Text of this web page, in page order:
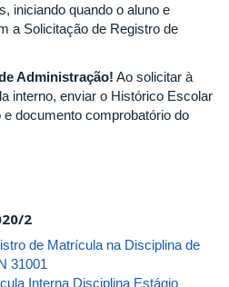
iniciando quando o aluno e
a Solicitação de Registro de
Administração! Ao solicitar à
interno, enviar o Histórico Escolar
documento comprobatório do
2
de Matrícula na Disciplina de
31001
Interna Disciplina Estágio